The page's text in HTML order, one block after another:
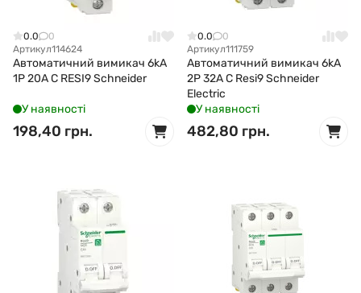
0.0
0
Артикул114624
Автоматичний вимикач 6kA
1P 20A C RESI9 Schneider
У наявності
198,40 грн.
0.0
0
Артикул111759
Автоматичний вимикач 6kA
2P 32A C Resi9 Schneider
Electric
У наявності
482,80 грн.